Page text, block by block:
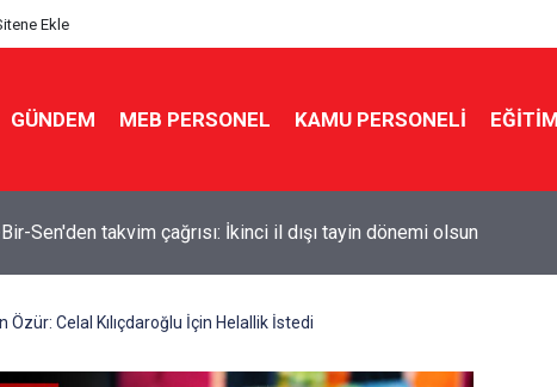
Ekle
GÜNDEM MEB PERSONEL KAMU PERSONELİ EĞİTİM
müdürlüğü sınavında 6 aydır sessizlik! Sözlü tarihi açıklanmadı
Özür: Celal Kılıçdaroğlu İçin Helallik İstedi